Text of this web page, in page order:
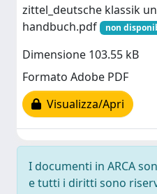
zittel_deutsche klassik
handbuch.pdf
non
Dimensione 103.55 kB
Formato Adobe PDF
Visualizza/Apri
I documenti in ARCA
e tutti i diritti sono